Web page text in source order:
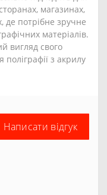
магазинах,
де потрібне зручне
матеріалів.
вигляд свого
з акрилу
Написати відгук